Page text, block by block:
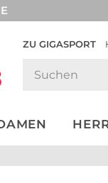
ZU GIGASPORT